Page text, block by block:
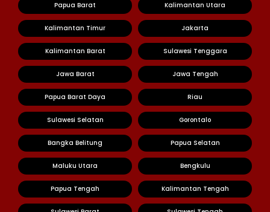
Papua Barat Kalimantan Utara
Kalimantan Timur Jakarta
Kalimantan Barat Sulawesi Tenggara
Jawa Barat Jawa Tengah
Papua Barat Daya Riau
Sulawesi Selatan Gorontalo
Bangka Belitung Papua Selatan
Maluku Utara Bengkulu
Papua Tengah Kalimantan Tengah